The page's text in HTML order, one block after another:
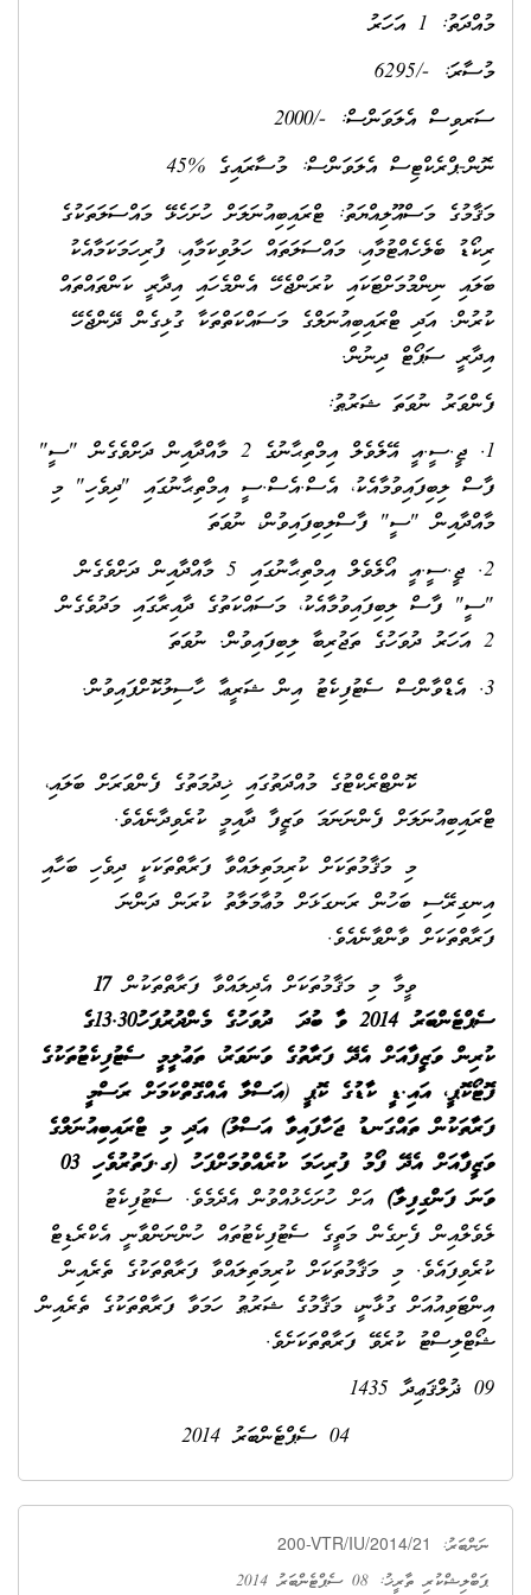
މުއްދަތު: 1 އަހަރު
މުސާރަ: -/6295
ސަރވިސް އެލަވަންސް: -/2000
ނޮން-ޕްރެކްޓިސް އެލަވަންސް: މުސާރައިގެ %45
މަޤާމުގެ މަސްއޫލިއްޔަތު: ޓްރައިބިއުނަލަށް ހުށަހެޅޭ މައްސަލަތަކުގެ
ރިކޯޑު ބެލެހެއްޓުމާއި، މައްސަލަތައް ހަލުވިކަމާއި، ފުރިހަމަކަމާއެކު
ބަލައި ނިންމުމަށްޓަކައި ކުރަންޖެހޭ އެންމެހައި އިދާރީ ކަންތައްތައް
ކުރުން. އަދި ޓްރައިބިއުނަލްގެ މަސައްކަތްތަކާ ގުޅިގެން ދޭންޖެހޭ
އިދާރީ ސަޕޯޓް ދިނުން.
ފެންވަރު ނުވަތަ ޝަރުޠު:
1. ޖީ.ސީ.އީ އޭލެވެލް އިމްތިޙާނުގެ 2 މާއްދާއިން ދަށްވެގެން "ސީ"
ފާސް ލިބިފައިވުމާއެކު، އެސް.އެސް.ސީ އިމްތިޙާނުގައި "ދިވެހި" މި
މާއްދާއިން "ސީ" ފާސްލިބިފައިވުން، ނުވަތަ
2. ޖީ.ސީ.އީ އޯލެވެލް އިމްތިޙާނުގައި 5 މާއްދާއިން ދަށްވެގެން
"ސީ" ފާސް ލިބިފައިވުމާއެކު، މަސައްކަތުގެ ދާއިރާގައި މަދުވެގެން
2 އަހަރު ދުވަހުގެ ތަޖުރިބާ ލިބިފައިވުން. ނުވަތަ
3. އެޑްވާންސް ސެޓުފިކެޓު އިން ޝަރީޢާ ހާސިލުކޮށްފައިވުން.
ކޮންޓްރެކްޓުގެ މުއްދަތުގައި ޚިދުމަތުގެ ފެންވަރަށް ބަލައި،
ޓްރައިބިއުނަލަށް ފެންނަނަމަ ވަޒީފާ ދާއިމީ ކުރެވިދާނެއެވެ.
މި މަޤާމުތަކަށް ކުރިމަތިލައްވާ ފަރާތްތަކަކީ ދިވެހި ބަހާއި
އިނގިރޭސި ބަހުން ރަނގަޅަށް މުޢާމަލާތު ކުރަން ދަންނަ
ފަރާތްތަކަށް ވާންވާނެއެވެ.
ވީމާ މި މަޤާމުތަކަށް އެދިލައްވާ ފަރާތްތަކުން17
ސެޕްޓެންބަރު 2014 ވާ ބުދަ
ދުވަހުގެ މެންދުރުފަހު13.30ގެ
ކުރިން ވަޒީފާއަށް އެދޭ ފަރާތުގެ ވަނަވަރު، ތަޢުލީމީ ސެޓުފިކެޓުތަކުގެ
ފޮޓޯކޮޕީ، އައި.ޑީ ކާޑުގެ ކޮޕީ (އަސްލާ އެއްގޮތްކަމަށް ރަސްމީ
ފަރާތަކުން ތައްގަނޑު ޖަހާފައިވާ އަސްލު) އަދި މި ޓްރައިބިއުނަލްގެ
ވަޒީފާއަށް އެދޭ ފޯމު ފުރިހަމަ ކުރެއްވުމަށްފަހު (ގ.ފަތުރުވެހި 03
ވަނަ ފަންގިފިލާ) އަށް ހުށަހެޅުއްވުން އެދެމެވެ. ސެޓުފިކެޓު
ލެވެލްއިން ފެށިގެން މަތީގެ ސެޓުފިކެޓުތައް ހުންނަންވާނީ އެކްރެޑިޓް
ކުރެވިފައެވެ. މި މަޤާމުތަކަށް ކުރިމަތިލައްވާ ފަރާތްތަކުގެ ތެރެއިން
އިންޓަވިއުއަށް ގުޅާނީ، މަޤާމުގެ ޝަރުޠު ހަމަވާ ފަރާތްތަކުގެ ތެރެއިން
ޝޯޓްލިސްޓު ކުރެވޭ ފަރާތްތަކަށެވެ.
09 ޛުލްޤަޢިދާ 1435
04 ސެޕްޓެންބަރު 2014
ނަންބަރު: 200-VTR/IU/2014/21
ޕަބްލިޝްކުރި ތާރީޚު: 08 ސެޕްޓެންބަރު 2014